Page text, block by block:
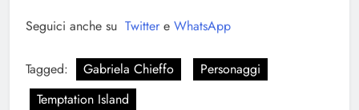
Seguici anche su Twitter e WhatsApp
Tagged: Gabriela Chieffo
Personaggi
Temptation Island